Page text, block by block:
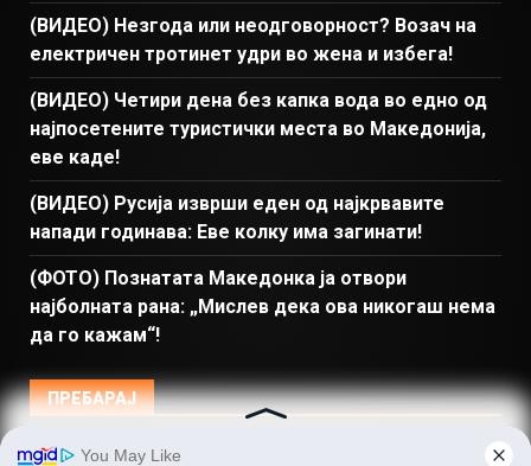
(ВИДЕО) Незгода или неодговорност? Возач на
електричен тротинет удри во жена и избега!
(ВИДЕО) Четири дена без капка вода во едно од
најпосетените туристички места во Македонија,
еве каде!
(ВИДЕО) Русија изврши еден од најкрвавите
напади годинава: Еве колку има загинати!
(ФОТО) Познатата Македонка ја отвори
најболната рана: „Мислев дека ова никогаш нема
да го кажам“!
ПРЕБАРАЈ